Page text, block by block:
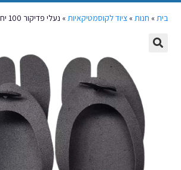
בית» חנות»ציוד לקוסמטיקאיות» נעלי פדיקור 100 יח